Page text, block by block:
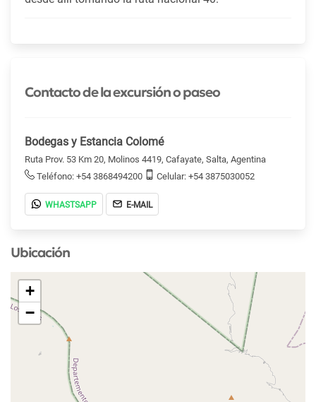
Contacto de la excursión o paseo
Bodegas y Estancia Colomé
Ruta Prov. 53 Km 20, Molinos 4419, Cafayate, Salta, Agentina
Teléfono: +54 3868494200
Celular: +54 3875030052
WHASTSAPP E-MAIL
Ubicación
+
−